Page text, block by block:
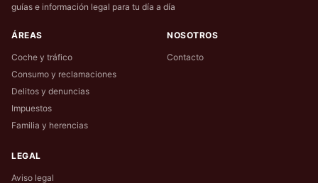
guías e información legal para tu día a día
ÁREAS
Coche y tráfico
Consumo y reclamaciones
Delitos y denuncias
Impuestos
Familia y herencias
NOSOTROS
Contacto
LEGAL
Aviso legal